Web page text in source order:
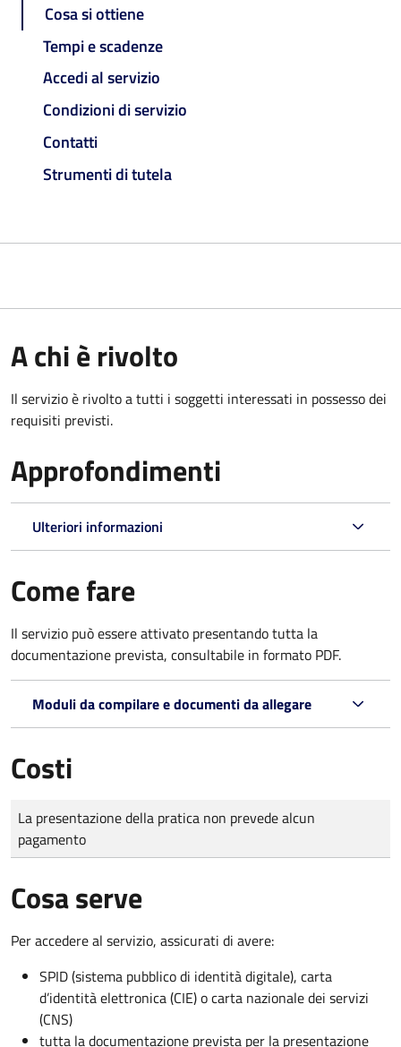
Cosa si ottiene
Tempi e scadenze
Accedi al servizio
Condizioni di servizio
Contatti
Strumenti di tutela
A chi è rivolto
Il servizio è rivolto a tutti i soggetti interessati in possesso dei
requisiti previsti.
Approfondimenti
Ulteriori informazioni
Come fare
Il servizio può essere attivato presentando tutta la
documentazione prevista, consultabile in formato PDF.
Moduli da compilare e documenti da allegare
Costi
Tipo di pagamento
Importo
La presentazione della pratica non prevede alcun
pagamento
Cosa serve
Per accedere al servizio, assicurati di avere:
SPID (sistema pubblico di identità digitale), carta
d’identità elettronica (CIE) o carta nazionale dei servizi
(CNS)
tutta la documentazione prevista per la presentazione